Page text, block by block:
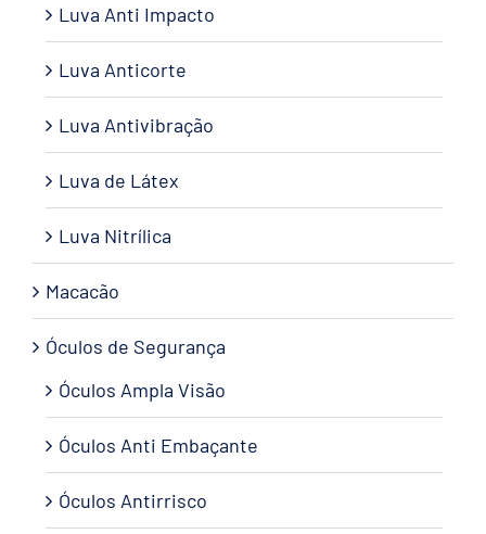
Luva Anti Impacto
Luva Anticorte
Luva Antivibração
Luva de Látex
Luva Nitrílica
Macacão
Óculos de Segurança
Óculos Ampla Visão
Óculos Anti Embaçante
Óculos Antirrisco